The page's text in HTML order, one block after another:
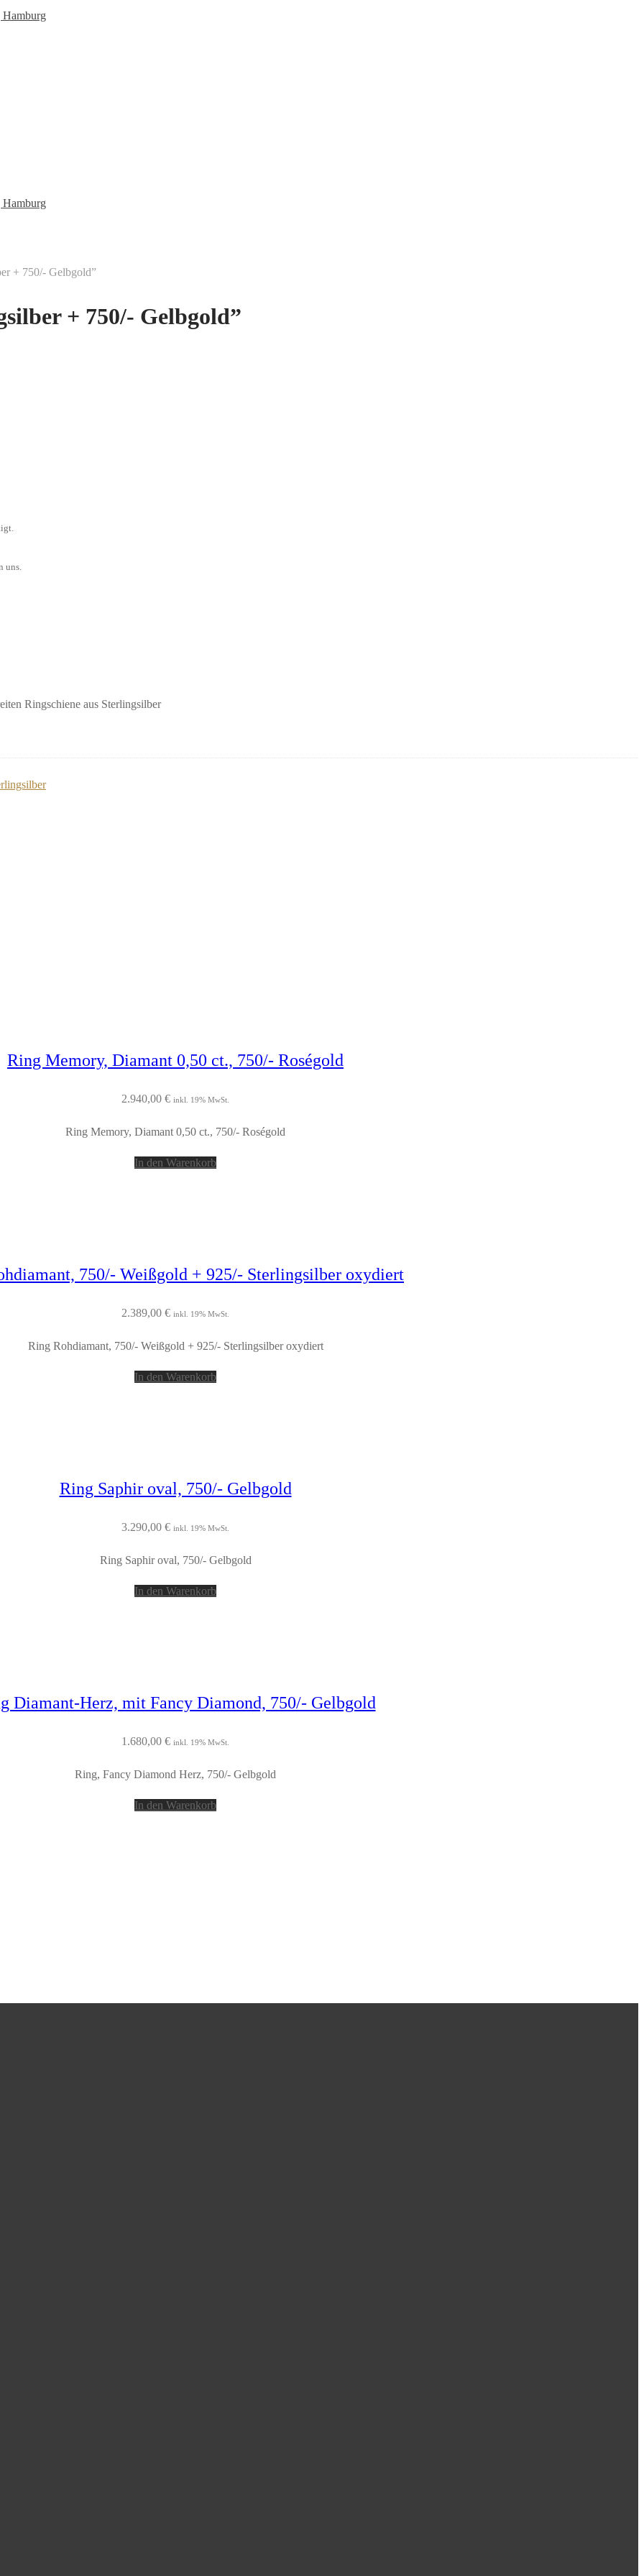
+ 750/- Gelbgold”
+ 750/- Gelbgold”
uns.
Ringschiene aus Sterlingsilber
Ring Memory, Diamant 0,50 ct., 750/- Roségold
2.940,00 € inkl. 19% MwSt.
Ring Memory, Diamant 0,50 ct., 750/- Roségold
In den Warenkorb
750/- Weißgold + 925/- Sterlingsilber oxydiert
2.389,00 € inkl. 19% MwSt.
Ring Rohdiamant, 750/- Weißgold + 925/- Sterlingsilber oxydiert
In den Warenkorb
Ring Saphir oval, 750/- Gelbgold
3.290,00 € inkl. 19% MwSt.
Ring Saphir oval, 750/- Gelbgold
In den Warenkorb
Diamant-Herz, mit Fancy Diamond, 750/- Gelbgold
1.680,00 € inkl. 19% MwSt.
Ring, Fancy Diamond Herz, 750/- Gelbgold
In den Warenkorb